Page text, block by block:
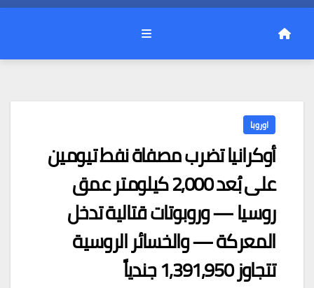
اوروبا
أوكرانيا تضرب مصفاة نفط تيومين
على بُعد 2,000 كيلومتر عمق
روسيا — وروبوتات قتالية تدخل
المعركة — والخسائر الروسية
تتجاوز 1,391,950 جندياً